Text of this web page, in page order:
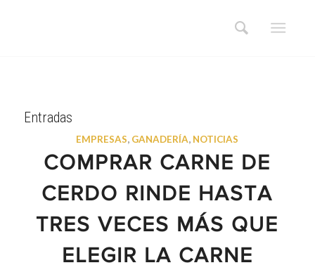
Entradas
EMPRESAS, GANADERÍA, NOTICIAS
COMPRAR CARNE DE
CERDO RINDE HASTA
TRES VECES MÁS QUE
ELEGIR LA CARNE